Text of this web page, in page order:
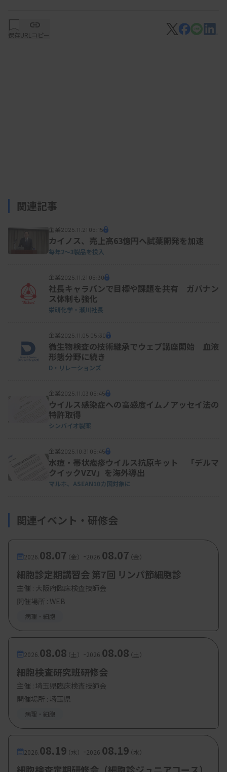
保存URLコピー
関連記事
企業2025.11.21 05:15
カイノス、売上高63億円へ試薬開発を加速
毎年2〜3製品を投入
企業2025.11.21 05:30
社長キャラバンで目標や課題を共有 ガバナン
ス体制も強化
栄研化学・瀬川社長
企業2025.11.05 05:30
微生物検査の技術継承でウェブ講座開始 血液
形態分野に続き
D・リレーションズ
企業2025.11.03 05:45
ウイルス感染症への高感度イムノアッセイ法の
特許取得
シンバイオ製薬
企業2025.10.31 05:45
水痘・帯状疱疹ウイルス抗原キット 「デルマ
クイックVZV」を海外導出
マルホ、ASEAN10カ国対象に
関連イベント・研修会
2026. 08.07（金） -2026. 08.07（金）
細胞診定期講習会 第7回 リンパ節細胞診
主催 : 大阪府臨床検査技師会
開催場所 : WEB
病理・細胞
2026. 08.08（土） -2026. 08.08（土）
細胞検査研究班研修会
主催 : 埼玉県臨床検査技師会
開催場所 : 埼玉県
病理・細胞
2026. 08.19（水） -2026. 08.19（水）